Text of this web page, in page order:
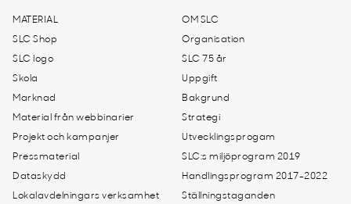
MATERIAL
SLC Shop
SLC logo
Skola
Marknad
Material från webbinarier
Projekt och kampanjer
Pressmaterial
Dataskydd
Lokalavdelningars verksamhet
OM SLC
Organisation
SLC 75 år
Uppgift
Bakgrund
Strategi
Utvecklingsprogam
SLC:s miljöprogram 2019
Handlingsprogram 2017-2022
Ställningstaganden